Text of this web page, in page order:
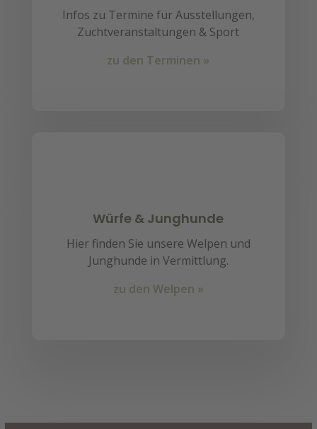
Infos zu Termine für Ausstellungen,
Zuchtveranstaltungen & Sport
zu den Terminen »
Würfe & Junghunde
Hier finden Sie unsere Welpen und
Junghunde in Vermittlung.
zu den Welpen »